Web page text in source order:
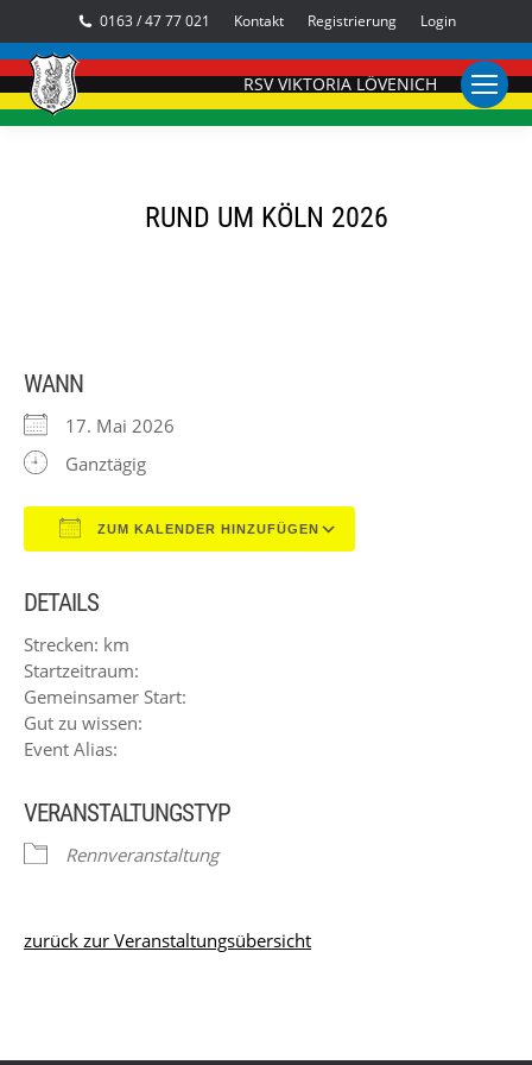
0163 / 47 77 021 Kontakt Registrierung Login
RSV VIKTORIA LÖVENICH
RUND UM KÖLN 2026
WANN
17. Mai 2026
Ganztägig
ZUM KALENDER HINZUFÜGEN
DETAILS
Strecken: km
Startzeitraum:
Gemeinsamer Start:
Gut zu wissen:
Event Alias:
VERANSTALTUNGSTYP
Rennveranstaltung
zurück zur Veranstaltungsübersicht